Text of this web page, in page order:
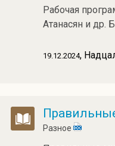
Рабочая
Атанасян и др.
19.12.2024,
Разное